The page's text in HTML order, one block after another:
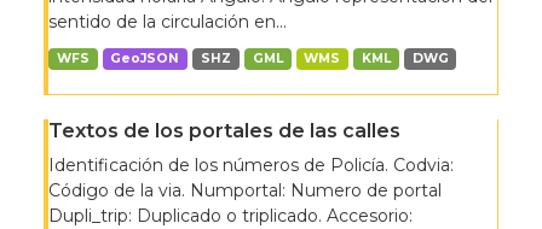
sentido de la circulación en...
WFS GeoJSON SHZ GML WMS KML DWG
Textos de los portales de las calles
Identificación de los números de Policía. Codvia:
Código de la via. Numportal: Numero de portal
Dupli_trip: Duplicado o triplicado. Accesorio: